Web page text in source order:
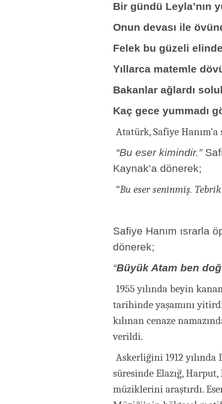
Bir gündü Leyla’nın
Onun devası ile
Felek bu güzeli
Yıllarca matemle
Bakanlar ağlardı
Kaç gece yummadı
Atatürk, Safiye Hanım’a
“Bu eser kimindir.”
Kaynak’a dönerek;
“Bu eser seninmiş.
Safiye Hanım ısrarla
dönerek;
“Büyük Atam ben
1955 yılında beyin
tarihinde yaşamını
kılınan cenaze
verildi.
Askerliğini 1912
süresinde Elazığ,
müziklerini araştırdı.